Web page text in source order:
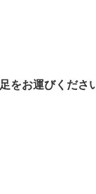
をお運びくださ